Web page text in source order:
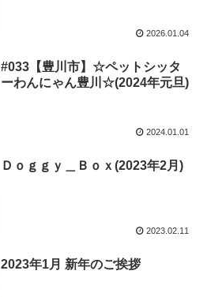
2026.01.04
#033【豊川市】☆ペットシッタ
ーわんにゃん豊川☆(2024年元旦)
2024.01.01
Ｄｏｇｇｙ＿Ｂｏｘ(2023年2月)
2023.02.11
2023年1月 新年のご挨拶